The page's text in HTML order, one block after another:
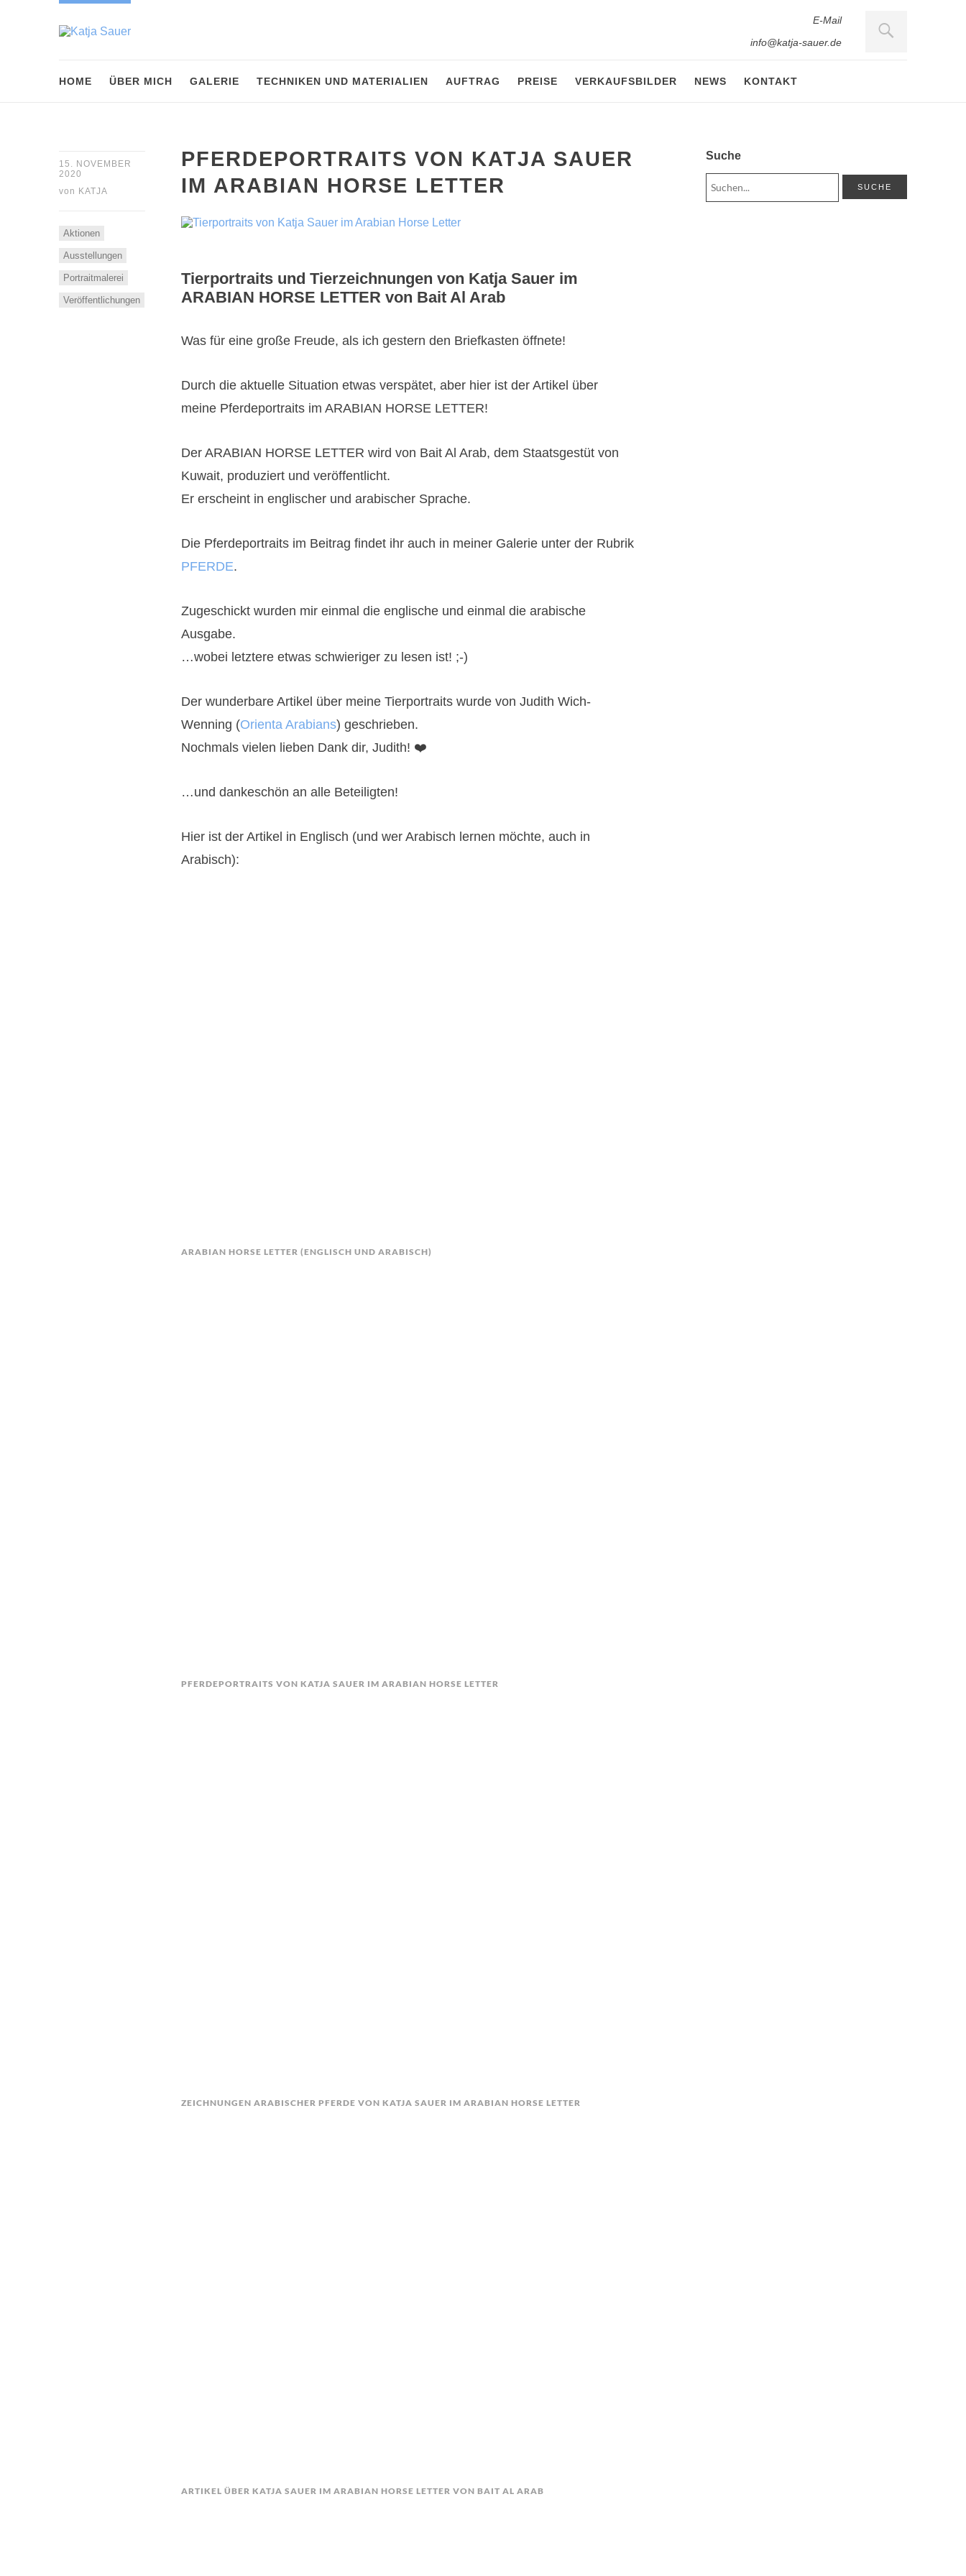
E-Mail
info@katja-sauer.de
HOME ÜBER MICH GALERIE TECHNIKEN UND MATERIALIEN AUFTRAG PREISE VERKAUFSBILDER NEWS KONTAKT
15. NOVEMBER
2020
von KATJA
Aktionen
Ausstellungen
Portraitmalerei
Veröffentlichungen
PFERDEPORTRAITS VON KATJA SAUER
IM ARABIAN HORSE LETTER
Tierportraits und Tierzeichnungen von Katja Sauer im
ARABIAN HORSE LETTER von Bait Al Arab
Was für eine große Freude, als ich gestern den Briefkasten öffnete!
Durch die aktuelle Situation etwas verspätet, aber hier ist der Artikel über
meine Pferdeportraits im ARABIAN HORSE LETTER!
Der ARABIAN HORSE LETTER wird von Bait Al Arab, dem Staatsgestüt von
Kuwait, produziert und veröffentlicht.
Er erscheint in englischer und arabischer Sprache.
Die Pferdeportraits im Beitrag findet ihr auch in meiner Galerie unter der Rubrik
PFERDE.
Zugeschickt wurden mir einmal die englische und einmal die arabische
Ausgabe.
…wobei letztere etwas schwieriger zu lesen ist! ;-)
Der wunderbare Artikel über meine Tierportraits wurde von Judith Wich-
Wenning (Orienta Arabians) geschrieben.
Nochmals vielen lieben Dank dir, Judith! ❤️
…und dankeschön an alle Beteiligten!
Hier ist der Artikel in Englisch (und wer Arabisch lernen möchte, auch in
Arabisch):
ARABIAN HORSE LETTER (ENGLISCH UND ARABISCH)
PFERDEPORTRAITS VON KATJA SAUER IM ARABIAN HORSE LETTER
ZEICHNUNGEN ARABISCHER PFERDE VON KATJA SAUER IM ARABIAN HORSE LETTER
ARTIKEL ÜBER KATJA SAUER IM ARABIAN HORSE LETTER VON BAIT AL ARAB
Suche